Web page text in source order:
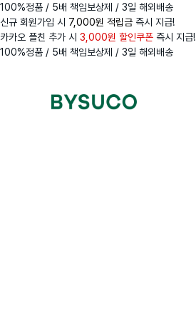
100%정품 / 5배 책임보상제 / 3일 해외배송
신규 회원가입 시 7,000원 적립금 즉시 지급!
카카오 플친 추가 시 3,000원 할인쿠폰 즉시 지급!
100%정품 / 5배 책임보상제 / 3일 해외배송